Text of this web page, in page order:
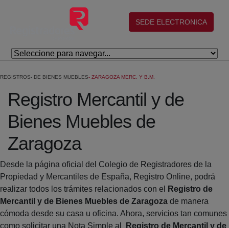
Saltar al contenido principal
(abre en nueva ventana)
SEDE ELECTRONICA
REGISTROS DE BIENES MUEBLES ZARAGOZA MERC. Y B.M.
Registro Mercantil y de
Bienes Muebles de
Zaragoza
Desde la página oficial del Colegio de Registradores de la
Propiedad y Mercantiles de España, Registro Online, podrá
realizar todos los trámites relacionados con el
Registro de
Mercantil y de Bienes Muebles de Zaragoza de manera
cómoda desde su casa u oficina. Ahora, servicios tan comunes
como solicitar una Nota Simple al
Registro de Mercantil y de